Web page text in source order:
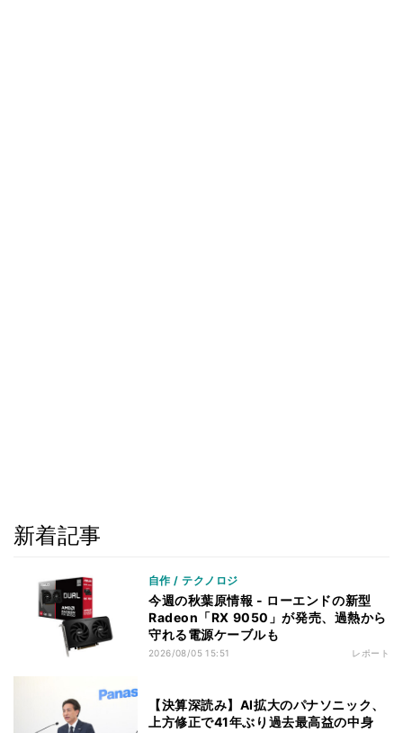
新着記事
自作 / テクノロジ
今週の秋葉原情報 - ローエンドの新型
Radeon「RX 9050」が発売、過熱から
守れる電源ケーブルも
2026/08/05 15:51 レポート
【決算深読み】AI拡大のパナソニック、
上方修正で41年ぶり過去最高益の中身